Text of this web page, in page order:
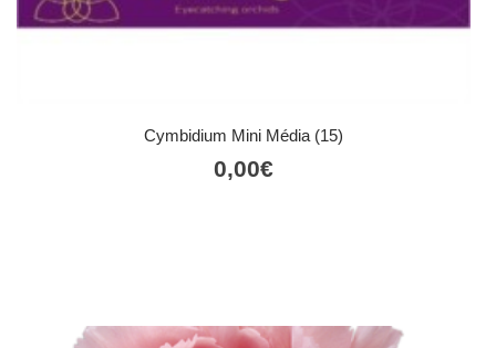
Cymbidium Mini Média (15)
0,00€